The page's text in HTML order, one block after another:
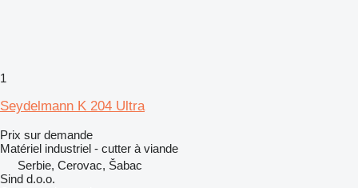
1
Seydelmann K 204 Ultra
Prix sur demande
Matériel industriel - cutter à viande
Serbie, Cerovac, Šabac
Sind d.o.o.